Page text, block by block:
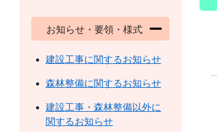
お知らせ・要領・様式
建設工事に関するお知らせ
森林整備に関するお知らせ
建設工事・森林整備以外に
関するお知らせ